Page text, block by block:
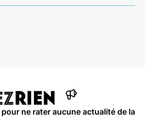
RIEN
ne rater aucune actualité de la